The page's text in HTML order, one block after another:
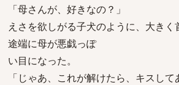
「母さんが、好きなの？」
えさを欲しがる子犬のように、大きく
途端に母が悪戯っぽ
い目になった。
「じゃあ、これが解けたら、キスして